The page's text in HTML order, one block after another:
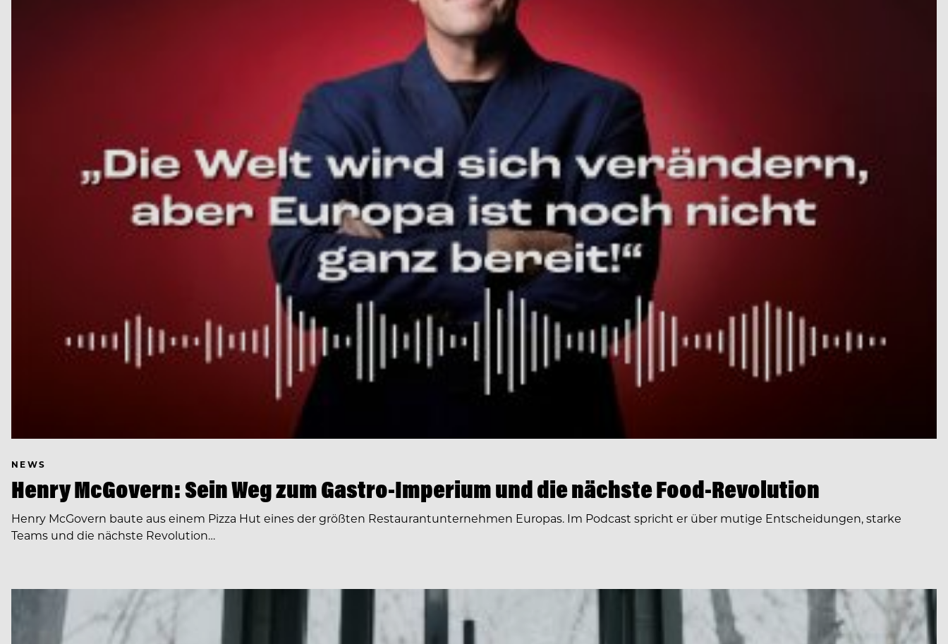
NEWS
Henry McGovern: Sein Weg zum Gastro-Imperium und die nächste Food-Revolution
Henry McGovern baute aus einem Pizza Hut eines der größten Restaurantunternehmen Europas. Im Podcast spricht er über mutige Entscheidungen, starke
Teams und die nächste Revolution…